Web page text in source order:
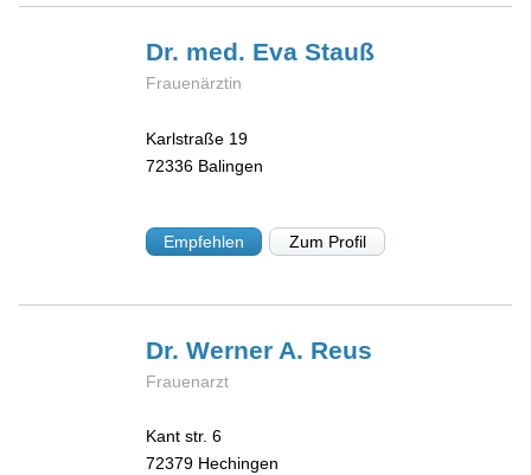
Dr. med. EvaStauß
Frauenärztin
Karlstraße 19
72336 Balingen
Empfehlen Zum Profil
Dr. Werner A. Reus
Frauenarzt
Kant str. 6
72379 Hechingen